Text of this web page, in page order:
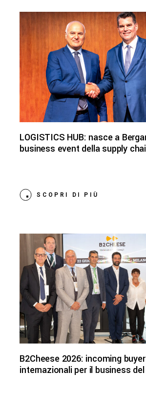
LOGISTICS HUB: nasce a
business event della supply
SCOPRI DI PIÙ
B2Cheese 2026: incoming
internazionali per il business